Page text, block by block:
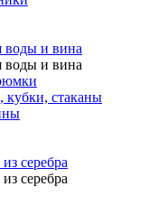
воды и вина
воды и вина
стаканы
серебра
серебра